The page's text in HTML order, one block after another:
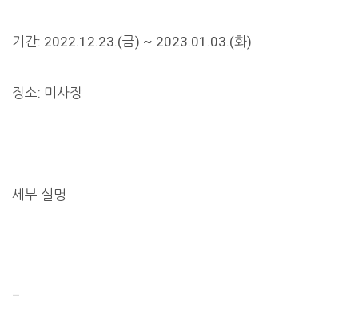
기간: 2022.12.23.(금) ~ 2023.01.03.(화)
장소: 미사장
세부 설명
–